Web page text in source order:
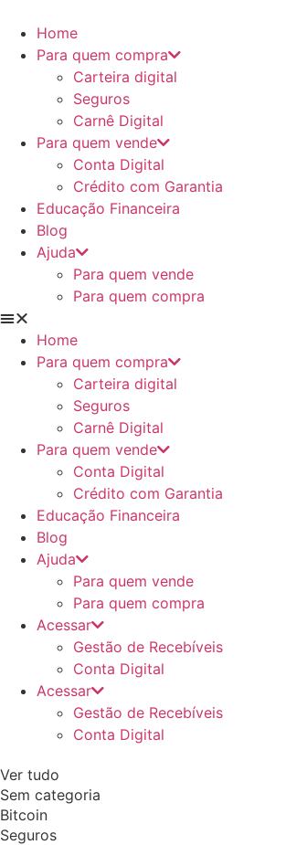
para
conteúdo
Home
Para quem compra
Carteira digital
Seguros
Carnê Digital
Para quem vende
Conta Digital
Crédito com Garantia
Educação Financeira
Blog
Ajuda
Para quem vende
Para quem compra
Home
Para quem compra
Carteira digital
Seguros
Carnê Digital
Para quem vende
Conta Digital
Crédito com Garantia
Educação Financeira
Blog
Ajuda
Para quem vende
Para quem compra
Acessar
Gestão de Recebíveis
Conta Digital
Acessar
Gestão de Recebíveis
Conta Digital
Ver tudo
Sem categoria
Bitcoin
Seguros